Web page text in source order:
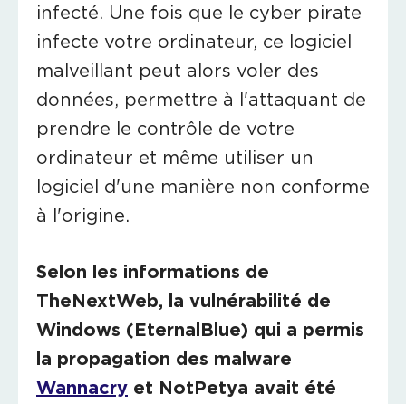
infecté. Une fois que le cyber pirate
infecte votre ordinateur, ce logiciel
malveillant peut alors voler des
données, permettre à l'attaquant de
prendre le contrôle de votre
ordinateur et même utiliser un
logiciel d'une manière non conforme
à l'origine.
Selon les informations de
TheNextWeb, la vulnérabilité de
Windows (EternalBlue) qui a permis
la propagation des malware
Wannacry et NotPetya avait été